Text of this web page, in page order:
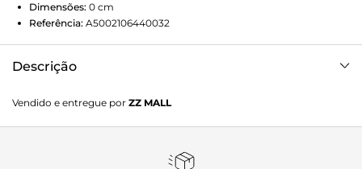
Dimensões: 0 cm
Referência: A5002106440032
Descrição
em couro branco. O modelo tem formato estruturado e
alongado e laterais arredondadas. Traz alça de mão em tira
corrente, também removível. Possui fecho em tampo
Vendido e entregue por ZZ MALL